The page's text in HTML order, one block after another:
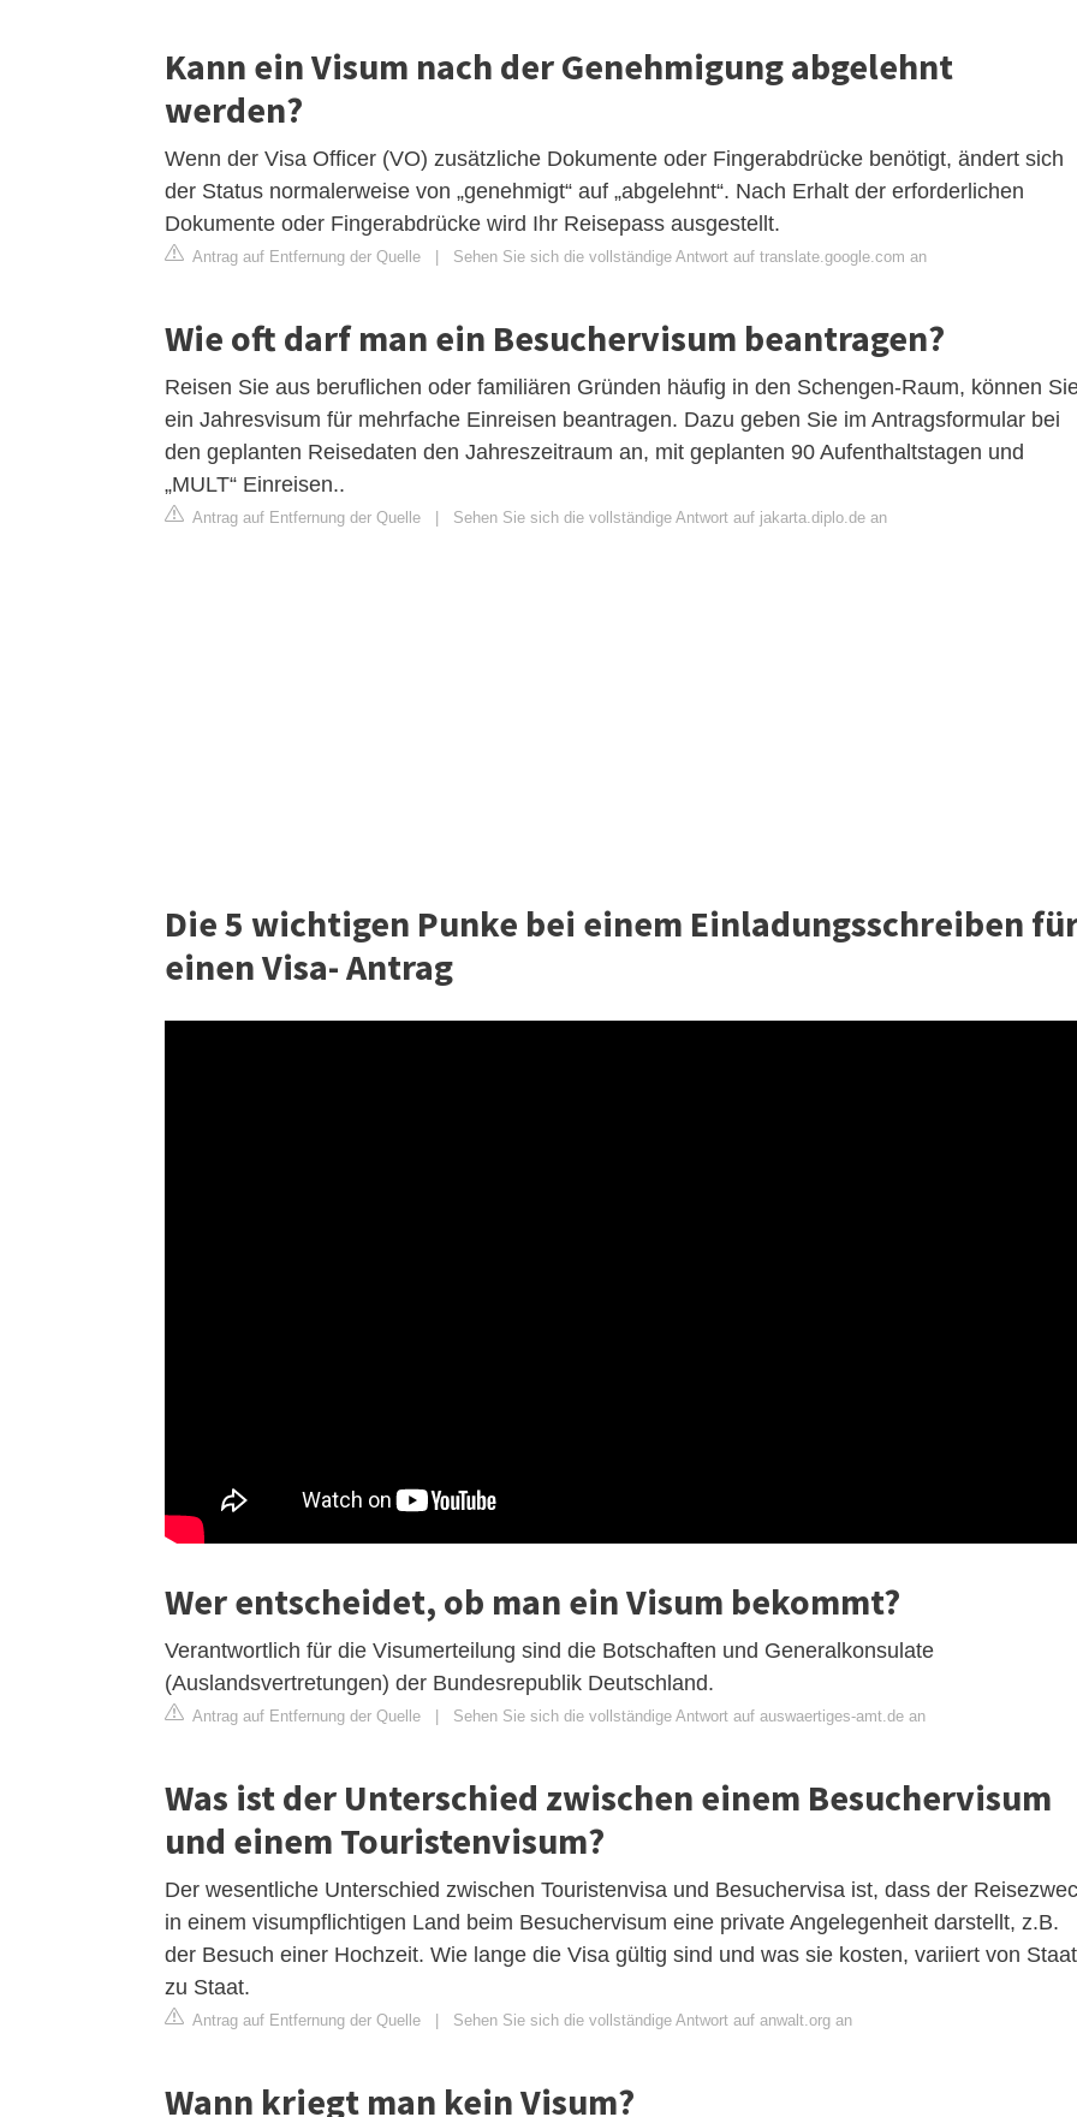
Kann ein Visum nach der Genehmigung abgelehnt
werden?
Wenn der Visa Officer (VO) zusätzliche Dokumente oder Fingerabdrücke benötigt, ändert sich
der Status normalerweise von „genehmigt“ auf „abgelehnt“. Nach Erhalt der erforderlichen
Dokumente oder Fingerabdrücke wird Ihr Reisepass ausgestellt.
Antrag auf Entfernung der Quelle Sehen Sie sich die vollständige Antwort auf translate.google.com an
Wie oft darf man ein Besuchervisum beantragen?
Reisen Sie aus beruflichen oder familiären Gründen häufig in den Schengen-Raum, können
ein Jahresvisum für mehrfache Einreisen beantragen. Dazu geben Sie im Antragsformular bei
den geplanten Reisedaten den Jahreszeitraum an, mit geplanten 90 Aufenthaltstagen und
„MULT“ Einreisen..
Antrag auf Entfernung der Quelle Sehen Sie sich die vollständige Antwort auf jakarta.diplo.de an
Die 5 wichtigen Punke bei einem Einladungsschreiben
einen Visa- Antrag
Wer entscheidet, ob man ein Visum bekommt?
Verantwortlich für die Visumerteilung sind die Botschaften und Generalkonsulate
(Auslandsvertretungen) der Bundesrepublik Deutschland.
Antrag auf Entfernung der Quelle | Sehen Sie sich die vollständige Antwort auf auswaertiges-amt.de an
Was ist der Unterschied zwischen einem Besuchervisum
und einem Touristenvisum?
Der wesentliche Unterschied zwischen Touristenvisa und Besuchervisa ist, dass der
in einem visumpflichtigen Land beim Besuchervisum eine private Angelegenheit darstellt, z.B.
der Besuch einer Hochzeit. Wie lange die Visa gültig sind und was sie kosten, variiert von Staat
zu Staat.
Antrag auf Entfernung der Quelle | Sehen Sie sich die vollständige Antwort auf anwalt.org an
Wann kriegt man kein Visum?